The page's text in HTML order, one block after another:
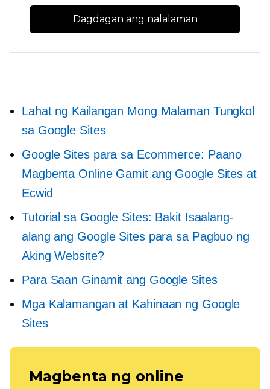
Dagdagan ang nalalaman
Lahat ng Kailangan Mong Malaman Tungkol
sa Google Sites
Google Sites para sa Ecommerce: Paano
Magbenta Online Gamit ang Google Sites at
Ecwid
Tutorial sa Google Sites: Bakit Isaalang-
alang ang Google Sites para sa Pagbuo ng
Aking Website?
Para Saan Ginamit ang Google Sites
Mga Kalamangan at Kahinaan ng Google
Sites
Magbenta ng online